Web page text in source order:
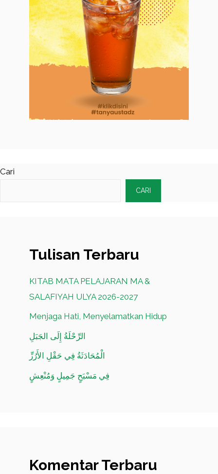
Cari
CARI
Tulisan Terbaru
KITAB MATA PELAJARAN MA &
SALAFIYAH ULYA 2026-2027
Menjaga Hati, Menyelamatkan Hidup
الرِّحْلَةُ إِلَى الجَبَلِ
الْمُحَادَثَةُ فِي حَقْلِ الأَرُزِّ
فِي مَسْبَحٍ جَمِيلٍ وَمُنْعِشٍ
Komentar Terbaru